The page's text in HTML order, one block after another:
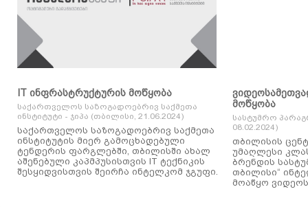
IT ინფრასტრუქტურის მოწყობა
საქართველოს საზოგადოებრივ საქმეთა
ინსტიტუტი - ჯიპა (თბილისი, 21.06.2024)
საქართველოს საზოგადოებრივ საქმეთა
ინსტიტუტის მიერ გამოცხადებული
ტენდერის ფარგლებში, თბილისში ახალ
აშენებული კაპმპუსისთვის IT ტექნიკის
შესყიდვისთვის შეირჩა ინტელკომ ჯგუფი.
მოწყობა
სასტუმრო
08.02.2024)
თბილისის
უმაღლესი
ბრენდის
თბილისი“
მოაწყო